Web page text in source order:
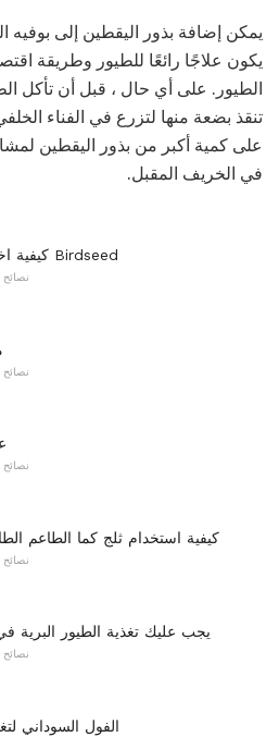
يمكن إضافة بذور اليقطين إلى بوفيه
يكون علاجًا رائعًا للطيور وطريقة
الطيور. على أي حال ، قبل أن تأكل
تنقذ بضعة منها لتزرع في الفناء
على كمية أكبر من بذور اليقطين
في الخريف المقبل.
كيفية اختيار أفضل Birdseed
نصائح
نصائح
نصائح
كيفية استخدام ثلج كما الطاعم
نصائح
يجب عليك تغذية الطيور البرية
نصائح
الفول السوداني